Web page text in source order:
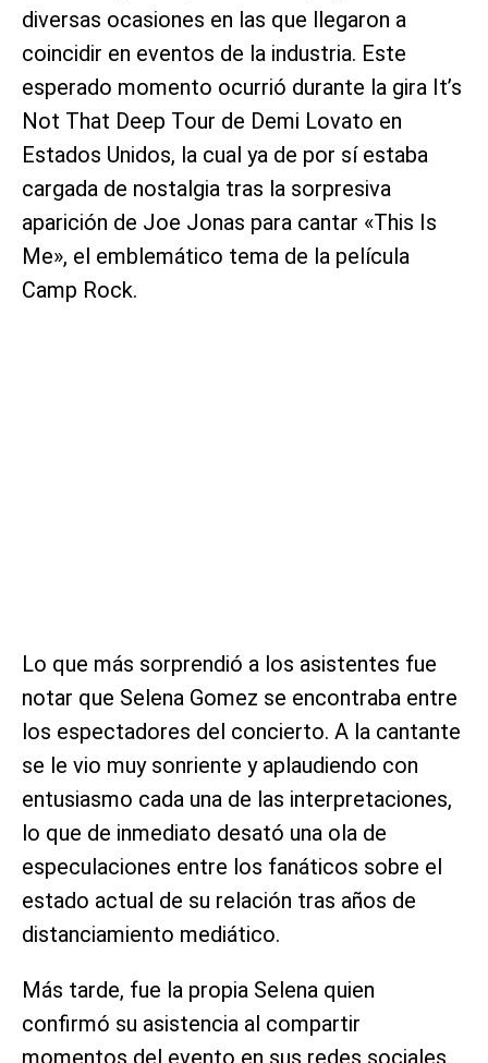
diversas ocasiones en las que llegaron a
coincidir en eventos de la industria. Este
esperado momento ocurrió durante la gira It’s
Not That Deep Tour de Demi Lovato en
Estados Unidos, la cual ya de por sí estaba
cargada de nostalgia tras la sorpresiva
aparición de Joe Jonas para cantar «This Is
Me», el emblemático tema de la película
Camp Rock.
Lo que más sorprendió a los asistentes fue
notar que Selena Gomez se encontraba entre
los espectadores del concierto. A la cantante
se le vio muy sonriente y aplaudiendo con
entusiasmo cada una de las interpretaciones,
lo que de inmediato desató una ola de
especulaciones entre los fanáticos sobre el
estado actual de su relación tras años de
distanciamiento mediático.
Más tarde, fue la propia Selena quien
confirmó su asistencia al compartir
momentos del evento en sus redes sociales.